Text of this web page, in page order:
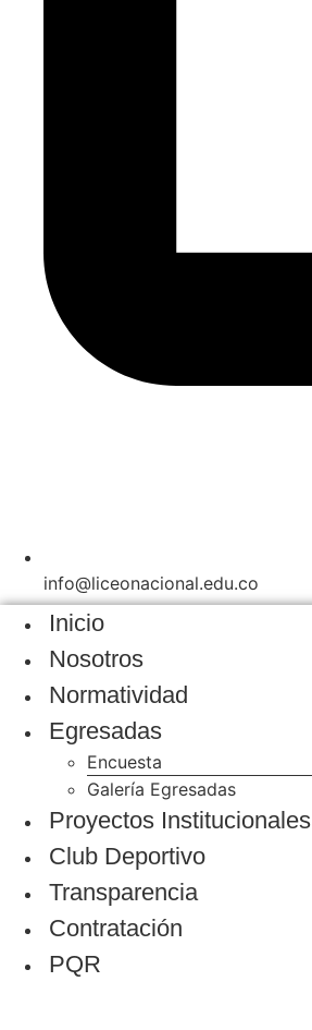
info@liceonacional.edu.co
Inicio
Nosotros
Normatividad
Egresadas
Encuesta
Galería Egresadas
Proyectos Institucionales
Club Deportivo
Transparencia
Contratación
PQR